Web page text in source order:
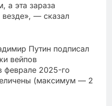
а эта зараза
везде», — сказал
Путин подписал
вейпов
феврале 2025-го
(максимум — 2